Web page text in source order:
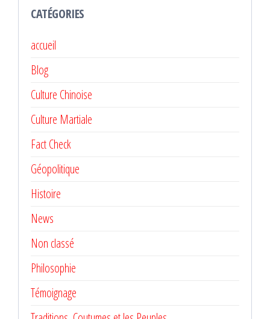
CATÉGORIES
accueil
Blog
Culture Chinoise
Culture Martiale
Fact Check
Géopolitique
Histoire
News
Non classé
Philosophie
Témoignage